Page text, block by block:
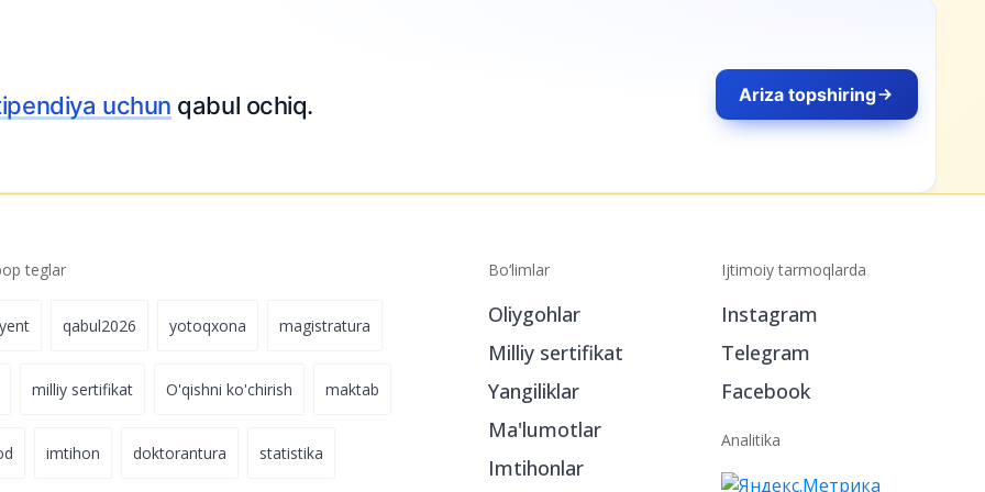
topshiring
teglar
qabul2026 yotoqxona magistratura
milliy sertifikat O'qishni ko'chirish maktab
imtihon doktorantura statistika
Bo‘limlar
Oliygohlar
Milliy sertifikat
Yangiliklar
Ma'lumotlar
Imtihonlar
Ijtimoiy tarmoqlarda
Instagram
Telegram
Facebook
Analitika